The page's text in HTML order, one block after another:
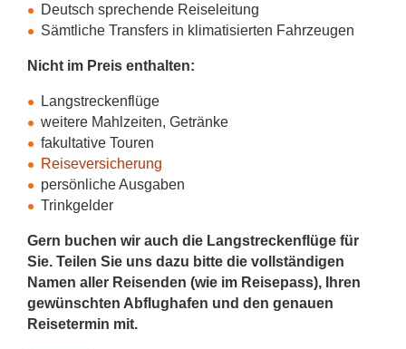
Deutsch sprechende Reiseleitung
Sämtliche Transfers in klimatisierten Fahrzeugen
Nicht im Preis enthalten:
Langstreckenflüge
weitere Mahlzeiten, Getränke
fakultative Touren
Reiseversicherung
persönliche Ausgaben
Trinkgelder
Gern buchen wir auch die Langstreckenflüge für
Sie. Teilen Sie uns dazu bitte die vollständigen
Namen aller Reisenden (wie im Reisepass), Ihren
gewünschten Abflughafen und den genauen
Reisetermin mit.